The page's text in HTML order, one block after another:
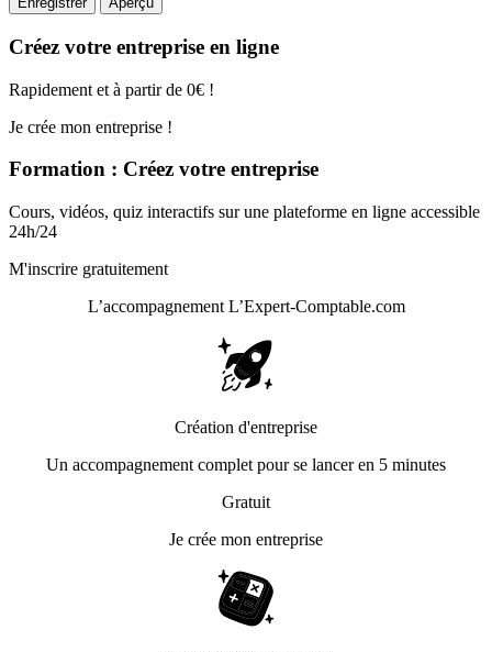
Créez votre entreprise en ligne
Rapidement et à partir de 0€ !
Je crée mon entreprise !
Formation : Créez votre entreprise
Cours, vidéos, quiz interactifs sur une plateforme en ligne accessible
24h/24
M'inscrire gratuitement
L’accompagnement L’Expert-Comptable.com
Création d'entreprise
Un accompagnement complet pour se lancer en 5 minutes
Gratuit
Je crée mon entreprise